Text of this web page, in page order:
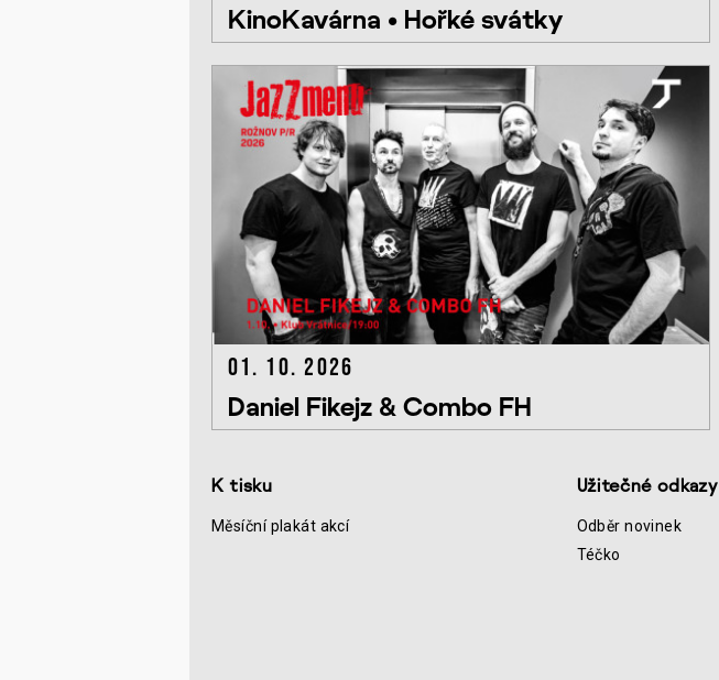
KinoKavárna • Hořké svátky
01. 10. 2026
Daniel Fikejz & Combo FH
K tisku
Měsíční plakát akcí
Užitečné odkazy
Odběr novinek
Téčko